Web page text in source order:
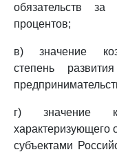
обязательств
процентов;
в) значение
степень
г) значение
характеризующего
субъектами